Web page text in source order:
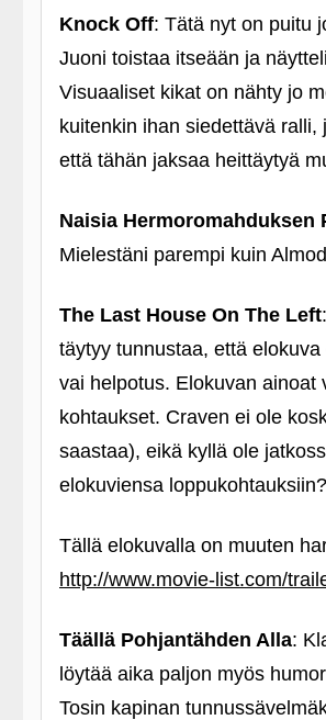
Knock Off: Tätä nyt on puitu
Juoni toistaa itseään ja
Visuaaliset kikat on nähty jo
kuitenkin ihan siedettävä
että tähän jaksaa heittäytyä
Naisia Hermoromahduksen
Mielestäni parempi kuin
The Last House On The Left
täytyy tunnustaa, että
vai helpotus. Elokuvan ainoat
kohtaukset. Craven ei ole
saastaa), eikä kyllä ole
elokuviensa loppukohtauksiin?
Tällä elokuvalla on muuten
http://www.movie-list.com/
Täällä Pohjantähden Alla:
löytää aika paljon myös
Tosin kapinan